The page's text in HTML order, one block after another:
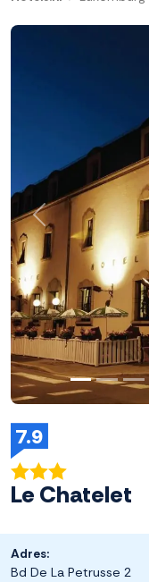
7.9
Le Chatelet
Adres:
Bd De La Petrusse 2